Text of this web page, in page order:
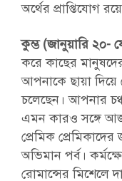
অর্থের প্রাপ্তিযোগ
কুম্ভ (জানুয়ারি ২০-
করে কাছের
আপনাকে ছায়া দিয়ে
চলেছেন। আপনার
এমন কারও সঙ্গে
প্রেমিক
অভিমান পর্ব।
রোমান্সের মিশেলে